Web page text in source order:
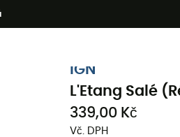
kódem Summer5
IGN
L'Etang Salé
339,00 Kč
Vč. DPH